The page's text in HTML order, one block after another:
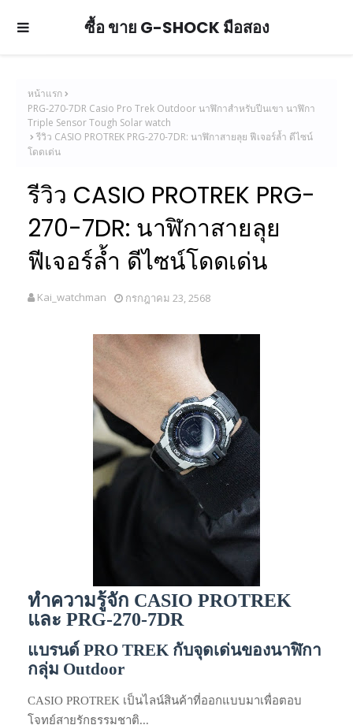
ซื้อ ขาย G-SHOCK มือสอง
หน้าแรก
PRG-270-7DR Casio Pro Trek Outdoor นาฬิกาสำหรับปีนเขา นาฬิกา
Triple Sensor Tough Solar watch
รีวิว CASIO PROTREK PRG-270-7DR: นาฬิกาสายลุย ฟีเจอร์ล้ำ ดีไซน์
โดดเด่น
รีวิว CASIO PROTREK PRG-
270-7DR: นาฬิกาสายลุย
ฟีเจอร์ล้ำ ดีไซน์โดดเด่น
Kai_watchman กรกฎาคม 23, 2568
ทำความรู้จัก CASIO PROTREK
และ PRG-270-7DR
แบรนด์ PRO TREK กับจุดเด่นของนาฬิกา
กลุ่ม Outdoor
CASIO PROTREK เป็นไลน์สินค้าที่ออกแบบมาเพื่อตอบ
โจทย์สายรักธรรมชาติ...